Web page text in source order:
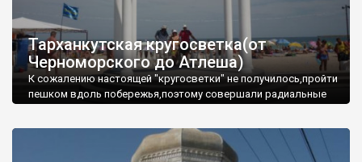
Тарханкутская кругосветка(от
Черноморского до Атлеша)
К сожалению настоящей "кругосветки" не получилось,пройти
пешком вдоль побережья,поэтому совершали радиальные